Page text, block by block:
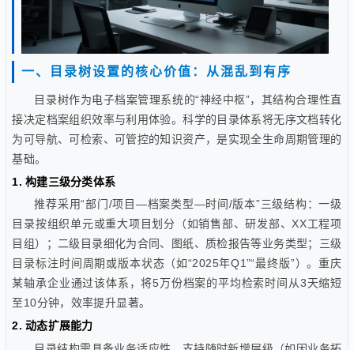
一、目录树设置的核心价值：从混乱到有序
目录树作为电子档案管理系统的“神经中枢”，其结构合理性直
接决定档案组织效率与利用体验。科学的目录体系将无序文档转化
为可导航、可检索、可管控的知识资产，是实现全生命周期管理的
基础。
1. 构建三级分类体系
推荐采用“部门/项目—档案类型—时间/版本”三级结构：一级
目录按组织单元或重大项目划分（如销售部、研发部、XX工程项
目组）；二级目录细化为合同、图纸、质检报告等业务类型；三级
目录标注时间周期或版本状态（如“2025年Q1”“最终版”）。重庆
某轴承企业通过该体系，将5万份档案的平均检索时间从3天缩短
至10分钟，效率提升显著。
2. 动态扩展能力